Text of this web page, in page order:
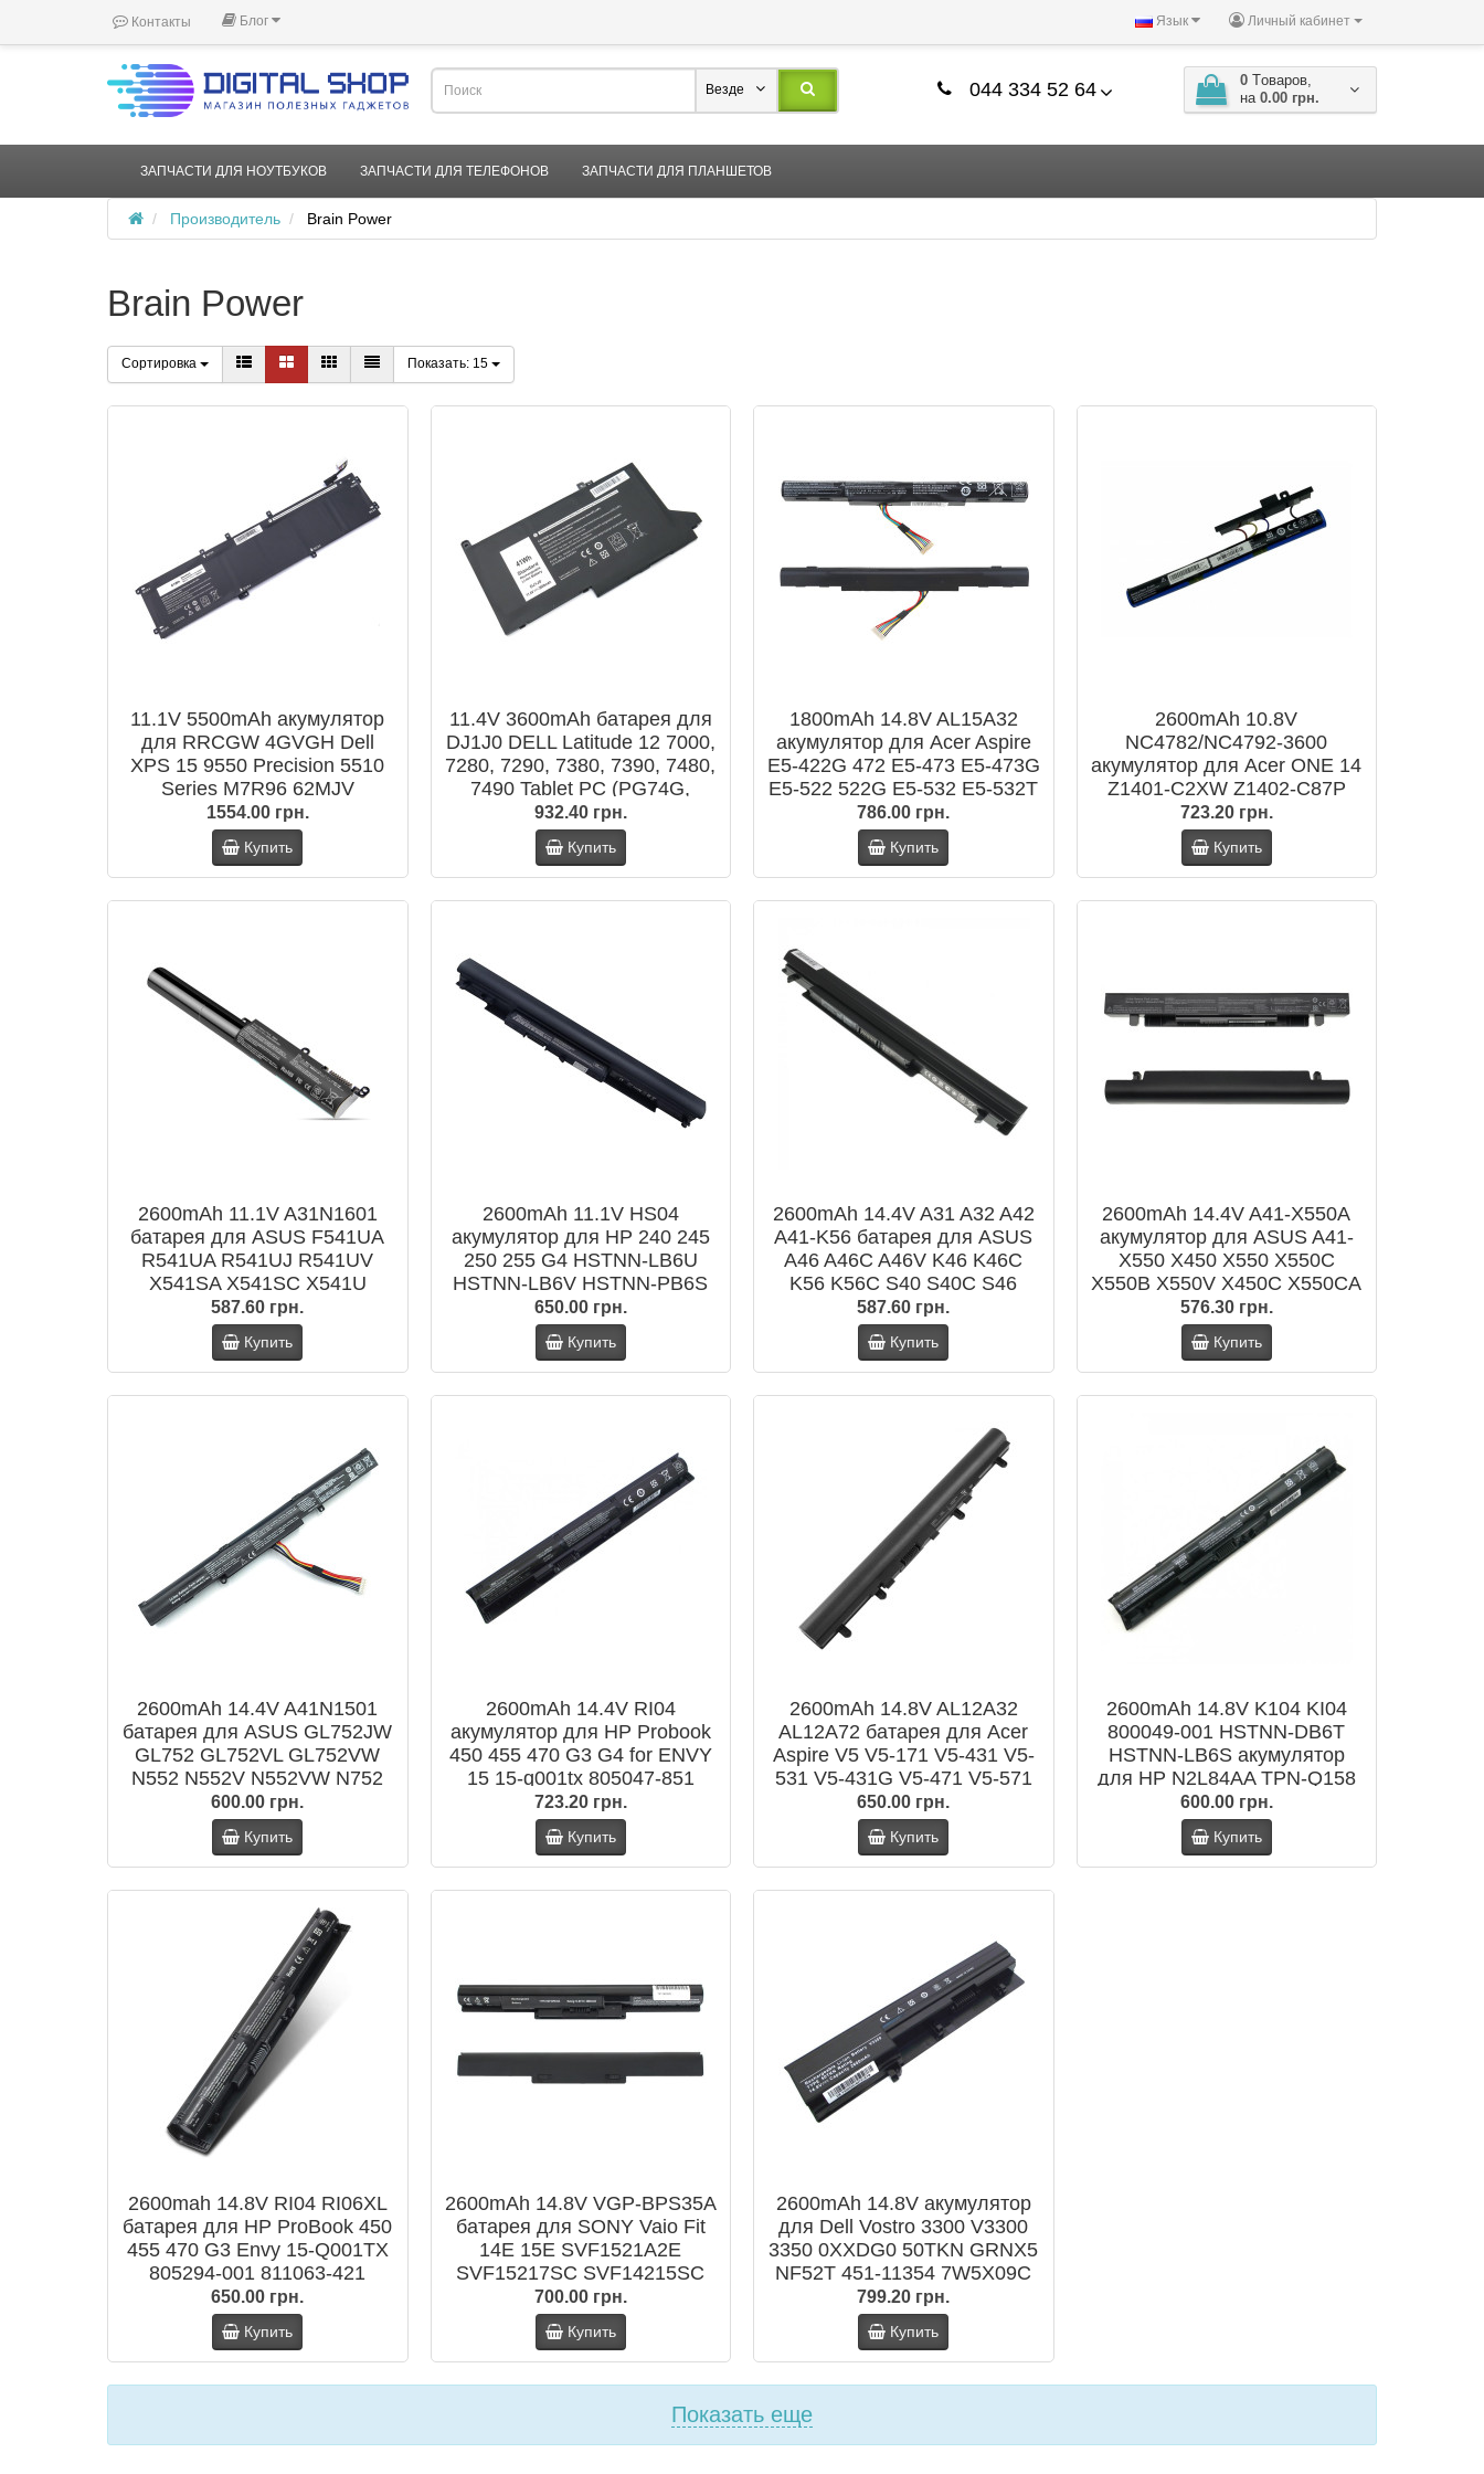
Контакты Блог Личный кабинет
Язык
044 334 52 64 0 Tоваров,
на 0.00 грн.
Везде
ЗАПЧАСТИ ДЛЯ НОУТБУКОВ ЗАПЧАСТИ ДЛЯ ТЕЛЕФОНОВ ЗАПЧАСТИ ДЛЯ ПЛАНШЕТОВ
Производитель Brain Power
Brain Power
Сортировка Показать: 15
11.1V 5500mAh акумулятор
для RRCGW 4GVGH Dell
XPS 15 9550 Precision 5510
Series M7R96 62MJV
(ВЕРСІЯ 1)
1554.00 грн.
Купить
11.4V 3600mAh батарея для
DJ1J0 DELL Latitude 12 7000,
7280, 7290, 7380, 7390, 7480,
7490 Tablet PC (PG74G,
PGFX4)
932.40 грн.
Купить
1800mAh 14.8V AL15A32
акумулятор для Acer Aspire
E5-422G 472 E5-473 E5-473G
E5-522 522G E5-532 E5-532T
E5-573G E5-553G V3-574G
786.00 грн.
Купить
2600mAh 10.8V
NC4782/NC4792-3600
акумулятор для Acer ONE 14
Z1401-C2XW Z1402-C87P
723.20 грн.
Купить
2600mAh 11.1V A31N1601
батарея для ASUS F541UA
R541UA R541UJ R541UV
X541SA X541SC X541U
X541UA X541UV Series
587.60 грн.
Купить
2600mAh 11.1V HS04
акумулятор для HP 240 245
250 255 G4 HSTNN-LB6U
HSTNN-LB6V HSTNN-PB6S
807611-831 807957-001 HS03
HS04
650.00 грн.
Купить
2600mAh 14.4V A31 A32 A42
A41-K56 батарея для ASUS
A46 A46C A46V K46 K46C
K56 K56C S40 S40C S46
S46C S56 S56C R405C
R505C S550 V550C U48C
U58
587.60 грн.
Купить
2600mAh 14.4V A41-X550A
акумулятор для ASUS A41-
X550 X450 X550 X550C
X550B X550V X450C X550CA
X452EA X452C
576.30 грн.
Купить
2600mAh 14.4V A41N1501
батарея для ASUS GL752JW
GL752 GL752VL GL752VW
N552 N552V N552VW N752
N752V N752VW N752VX
A41LK9H
600.00 грн.
Купить
2600mAh 14.4V RI04
акумулятор для HP Probook
450 455 470 G3 G4 for ENVY
15 15-q001tx 805047-851
805294-001 HSTNN-DB7B
723.20 грн.
Купить
2600mAh 14.8V AL12A32
AL12A72 батарея для Acer
Aspire V5 V5-171 V5-431 V5-
531 V5-431G V5-471 V5-571
V5-471G V5-571G
650.00 грн.
Купить
2600mAh 14.8V K104 KI04
800049-001 HSTNN-DB6T
HSTNN-LB6S акумулятор
для HP N2L84AA TPN-Q158
Star Wars Special Edition 15-
an005TX
600.00 грн.
Купить
2600mah 14.8V RI04 RI06XL
батарея для HP ProBook 450
455 470 G3 Envy 15-Q001TX
805294-001 811063-421
805047-851
650.00 грн.
Купить
2600mAh 14.8V VGP-BPS35A
батарея для SONY Vaio Fit
14E 15E SVF1521A2E
SVF15217SC SVF14215SC
SVF15218SC BPS35 BPS35A
700.00 грн.
Купить
2600mAh 14.8V акумулятор
для Dell Vostro 3300 V3300
3350 0XXDG0 50TKN GRNX5
NF52T 451-11354 7W5X09C
799.20 грн.
Купить
Показать еще